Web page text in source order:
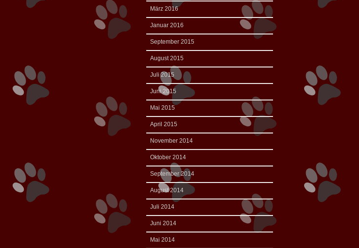
März 2016
Januar 2016
September 2015
August 2015
Juli 2015
Juni 2015
Mai 2015
April 2015
November 2014
Oktober 2014
September 2014
August 2014
Juli 2014
Juni 2014
Mai 2014